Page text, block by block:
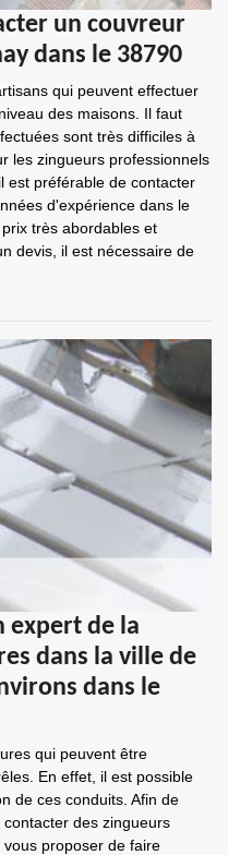
un couvreur
dans le 38790
qui peuvent effectuer
des maisons. Il faut
sont très difficiles à
les zingueurs professionnels
est préférable de contacter
d'expérience dans le
très abordables et
devis, il est nécessaire de
expert de la
dans la ville de
dans le
qui peuvent être
En effet, il est possible
de ces conduits. Afin de
des zingueurs
proposer de faire